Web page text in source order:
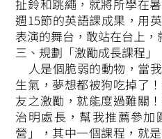
扯鈴和跳繩，就將所學在
週15節的英語課成果，用
表演的舞台，敢站在台上，
三、規劃「激勵成長課程」
人是個脆弱的動物，當
生氣，夢想都被狗吃掉了
友之激勵，就能度過難關
治明處長，幫我推薦參
營」，其中一個課程，就